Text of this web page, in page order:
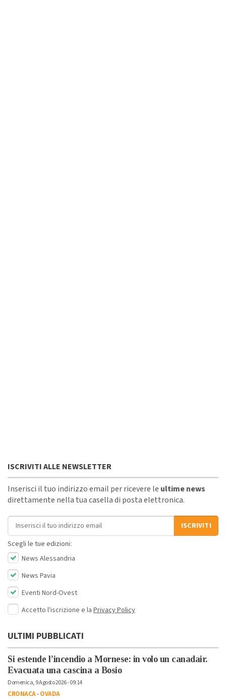
ISCRIVITI ALLE NEWSLETTER
Inserisci il tuo indirizzo email per ricevere le ultime news
direttamente nella tua casella di posta elettronica.
Indirizzo email
ISCRIVITI
Scegli le tue edizioni:
News Alessandria
News Pavia
Eventi Nord-Ovest
Accetto l'iscrizione e la Privacy Policy
ULTIMI PUBBLICATI
Si estende l’incendio a Mornese: in volo un canadair.
Evacuata una cascina a Bosio
Domenica, 9 Agosto 2026 - 09:14
CRONACA-OVADA